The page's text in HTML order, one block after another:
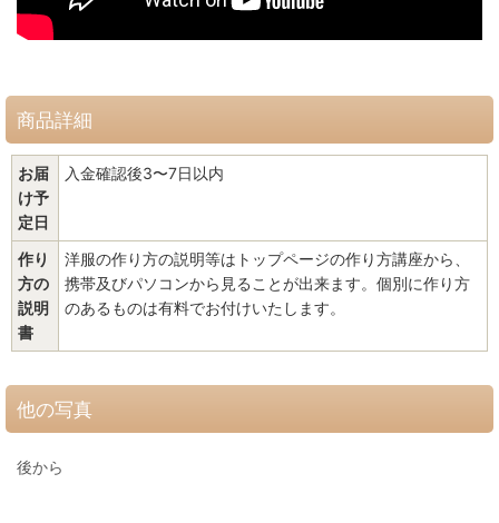
商品詳細
お届
け予
定日
入金確認後3〜7日以内
作り
方の
説明
書
洋服の作り方の説明等はトップページの作り方講座から、
携帯及びパソコンから見ることが出来ます。個別に作り方
のあるものは有料でお付けいたします。
他の写真
後から